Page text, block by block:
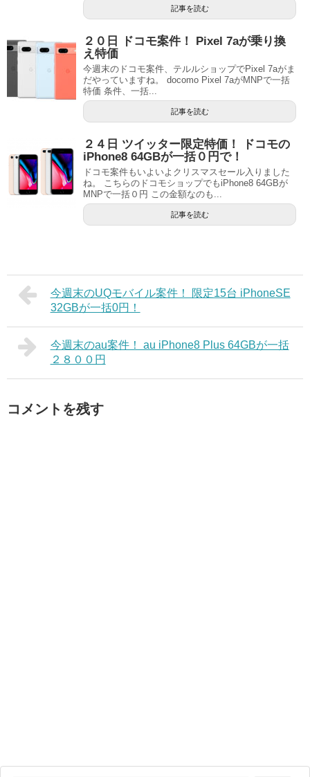
記事を読む
２０日 ドコモ案件！ Pixel 7aが乗り換
え特価
今週末のドコモ案件、テルルショップでPixel 7aがま
だやっていますね。 docomo Pixel 7aがMNPで一括
特価 条件、一括...
記事を読む
２４日 ツイッター限定特価！ ドコモの
iPhone8 64GBが一括０円で！
ドコモ案件もいよいよクリスマスセール入りました
ね。 こちらのドコモショップでもiPhone8 64GBが
MNPで一括０円 この金額なのも...
記事を読む
今週末のUQモバイル案件！ 限定15台 iPhoneSE
32GBが一括0円！
今週末のau案件！ au iPhone8 Plus 64GBが一括
２８００円
コメントを残す